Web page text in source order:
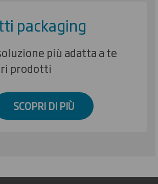
packaging
più adatta a te
prodotti
SCOPRI DI PIÙ